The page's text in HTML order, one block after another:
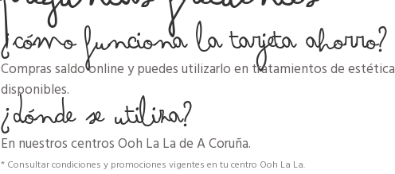
¿Cómo funciona la tarjeta ahorro?
Compras saldo online y puedes utilizarlo en tratamientos de estética
disponibles.
¿Dónde se utiliza?
En nuestros centros Ooh La La de A Coruña.
* Consultar condiciones y promociones vigentes en tu centro Ooh La La.